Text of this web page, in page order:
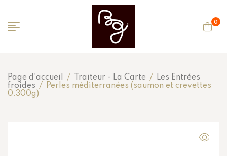
0
Page d'accueil / Traiteur - La Carte /
Les Entrées
froides /
Perles méditerranées (saumon et crevettes
0.300g)